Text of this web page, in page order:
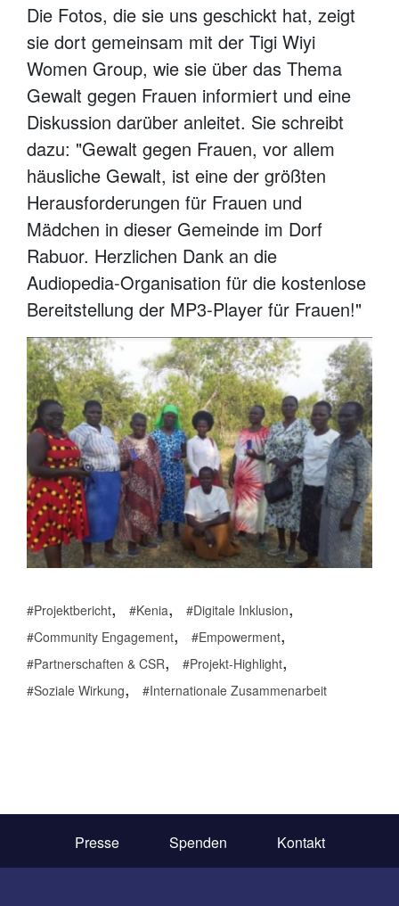
Die Fotos, die sie uns geschickt hat, zeigt
sie dort gemeinsam mit der Tigi Wiyi
Women Group, wie sie über das Thema
Gewalt gegen Frauen informiert und eine
Diskussion darüber anleitet. Sie schreibt
dazu: "Gewalt gegen Frauen, vor allem
häusliche Gewalt, ist eine der größten
Herausforderungen für Frauen und
Mädchen in dieser Gemeinde im Dorf
Rabuor. Herzlichen Dank an die
Audiopedia-Organisation für die kostenlose
Bereitstellung der MP3-Player für Frauen!"
Projektbericht, Kenia, Digitale Inklusion,
Community Engagement, Empowerment,
Partnerschaften & CSR, Projekt-Highlight,
Soziale Wirkung, Internationale Zusammenarbeit
Presse Spenden Kontakt